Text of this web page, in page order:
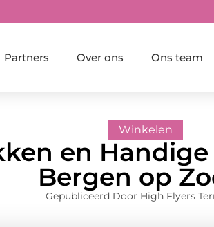
Partners Over ons Ons team
Winkelen
en
Bergen op
Gepubliceerd Door High Flyers